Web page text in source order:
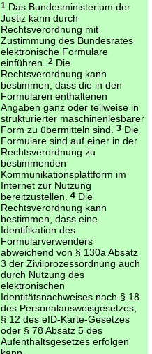
1Das Bundesministerium der
Justiz kann durch
Rechtsverordnung mit
Zustimmung des Bundesrates
elektronische Formulare
einführen.
2Die
Rechtsverordnung kann
bestimmen, dass die in den
Formularen enthaltenen
Angaben ganz oder teilweise in
strukturierter maschinenlesbarer
Form zu übermitteln sind.
3Die
Formulare sind auf einer in der
Rechtsverordnung zu
bestimmenden
Kommunikationsplattform im
Internet zur Nutzung
bereitzustellen.
4Die
Rechtsverordnung kann
bestimmen, dass eine
Identifikation des
Formularverwenders
abweichend von § 130a Absatz
3 der Zivilprozessordnung auch
durch Nutzung des
elektronischen
Identitätsnachweises nach § 18
des Personalausweisgesetzes,
§ 12 des eID-Karte-Gesetzes
oder § 78 Absatz 5 des
Aufenthaltsgesetzes erfolgen